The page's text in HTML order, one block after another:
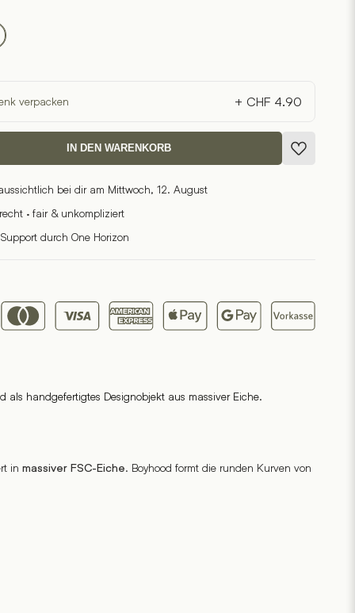
verpacken + CHF 4.90
IN DEN WARENKORB
bei dir am Mittwoch, 12. August
· fair & unkompliziert
durch One Horizon
als handgefertigtes Designobjekt aus massiver Eiche.
in massiver FSC-Eiche. Boyhood formt die runden Kurven von